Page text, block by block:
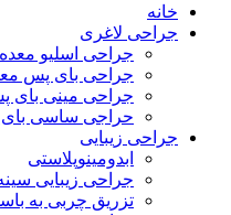
خانه
جراحی لاغری
جراحی اسلیو معده
جراحی بای پس
جراحی مینی بای
حراجی ساسی
جراحی زیبایی
ابدومینوپلاستی
جراحی زیبایی
تزریق چربی به